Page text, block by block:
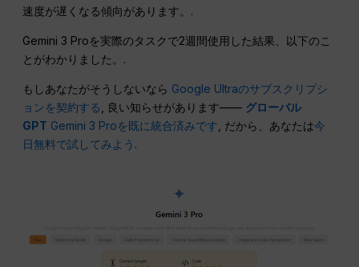
速度が遅くなる傾向があります。.
Gemini 3 Proを実際のタスクで2週間使用した結果、以下のこ
とがわかりました。.
もしあなたがそうしないなら Google Ultraのサブスクリプシ
ョンを契約する
, 良い知らせがあります—— グローバル
GPT Gemini 3 Proを既に統合済みです , だから、あなたは今
日無料で試してみよう .